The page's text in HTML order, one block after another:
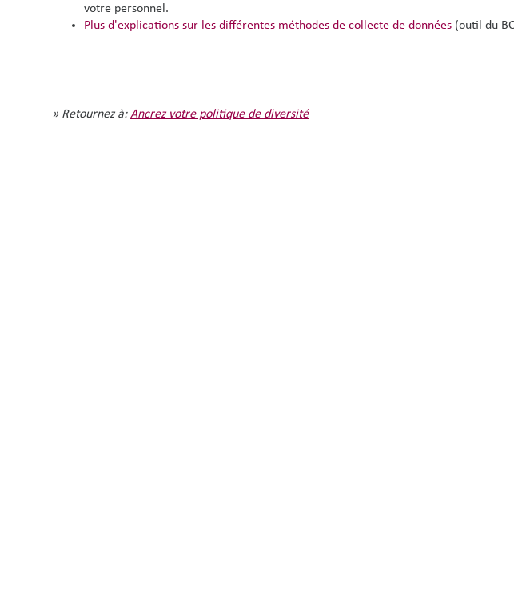
votre personnel.
Plus d'explications sur les différentes méthodes de collecte de données (outil du
» Retournez à:Ancrez votre politique de diversité